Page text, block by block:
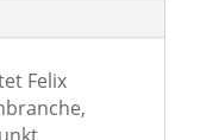
Felix